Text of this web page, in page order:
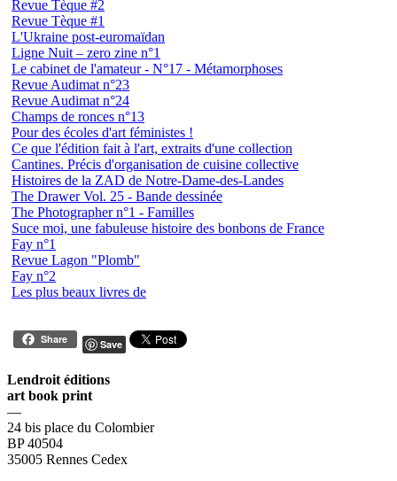
Revue Tèque #2
Revue Tèque #1
L'Ukraine post-euromaïdan
Ligne Nuit – zero zine n°1
Le cabinet de l'amateur - N°17 - Métamorphoses
Revue Audimat n°23
Revue Audimat n°24
Champs de ronces n°13
Pour des écoles d'art féministes !
Ce que l'édition fait à l'art, extraits d'une collection
Cantines. Précis d'organisation de cuisine collective
Histoires de la ZAD de Notre-Dame-des-Landes
The Drawer Vol. 25 - Bande dessinée
The Photographer n°1 - Familles
Suce moi, une fabuleuse histoire des bonbons de France
Fay n°1
Revue Lagon "Plomb"
Fay n°2
Les plus beaux livres de
Share Save
Lendroit éditions
art book print
—
24 bis place du Colombier
BP 40504
35005 Rennes Cedex